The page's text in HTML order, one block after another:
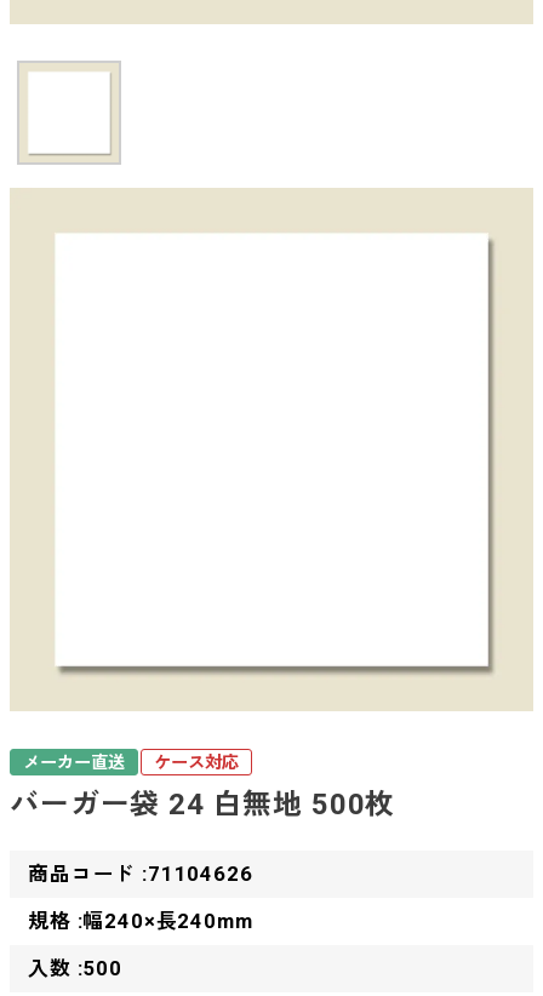
メーカー直送 ケース対応
バーガー袋 24 白無地 500枚
商品コード :71104626
規格 :幅240×長240mm
入数 :500